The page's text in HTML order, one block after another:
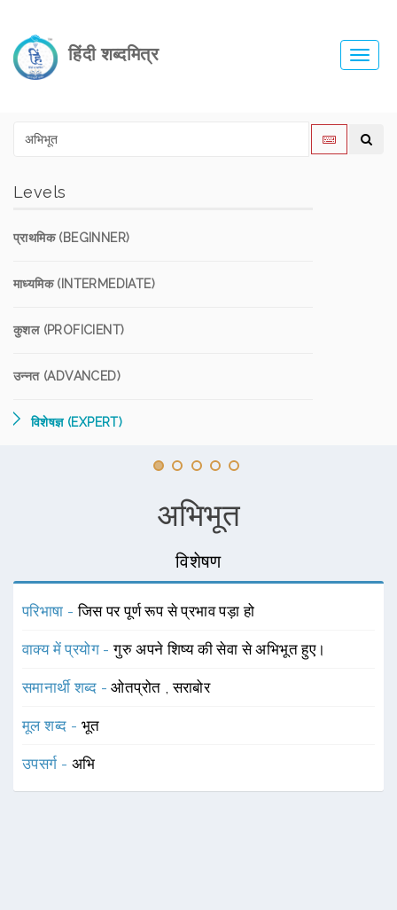
हिंदी शब्दमित्र
Levels
प्राथमिक (BEGINNER)
माध्यमिक (INTERMEDIATE)
कुशल (PROFICIENT)
उन्नत (ADVANCED)
विशेषज्ञ (EXPERT)
अभिभूत
विशेषण
परिभाषा -जिस पर पूर्ण रूप से प्रभाव पड़ा हो
वाक्य में प्रयोग -गुरु अपने शिष्य की सेवा से अभिभूत हुए।
समानार्थी शब्द -ओतप्रोत ,सराबोर
मूल शब्द - भूत
उपसर्ग - अभि